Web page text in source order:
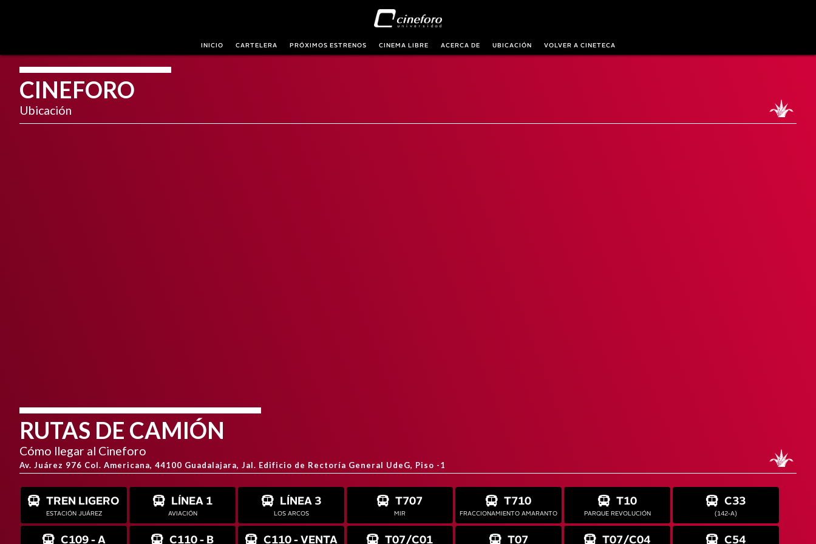
INICIO CARTELERA PRÓXIMOS ESTRENOS CINEMA LIBRE ACERCA DE UBICACIÓN VOLVER A CINETECA
CINEFORO
Ubicación
RUTAS DE CAMIÓN
Cómo llegar al Cineforo
Av. Juárez 976 Col. Americana, 44100 Guadalajara, Jal. Edificio de Rectoría General UdeG, Piso -1
TREN LIGERO
ESTACIÓN JUÁREZ
LÍNEA 1
AVIACIÓN
LÍNEA 3
LOS ARCOS
T707
MIR
T710
FRACCIONAMIENTO AMARANTO
T10
PARQUE REVOLUCIÓN
C33
(142-A)
C109 - A C110 - B C110 - VENTA T07/C01 T07 T07/C04 C54